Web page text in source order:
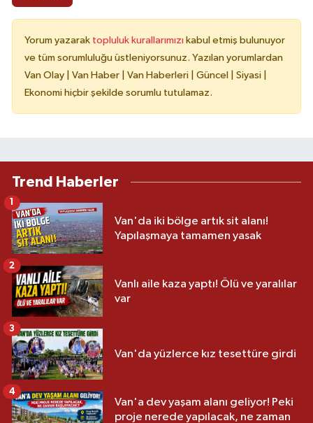
Yorum yazarak topluluk kurallarımızı kabul etmiş bulunuyor
ve tüm sorumluluğu üstleniyorsunuz. Yazılan yorumlardan
Van Olay | Van Haber | Van Haberleri | Güncel | Siyasi |
Ekonomi hiçbir şekilde sorumlu tutulamaz.
Trend Haberler
Van'da iki bölge artık sit alanı!
Yapılaşmaya tamamen yasak
Vanlı aile kaza yaptı! Ölü ve yaralılar
var
2
Van'da yüzlerce kız tesettüre girdi
3
Van'a dev yaşam alanı geliyor! Peki
proje nerede yapılacak, ne zaman
4